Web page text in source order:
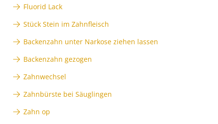
Fluorid Lack
Stück Stein im Zahnfleisch
Backenzahn unter Narkose ziehen lassen
Backenzahn gezogen
Zahnwechsel
Zahnbürste bei Säuglingen
Zahn op